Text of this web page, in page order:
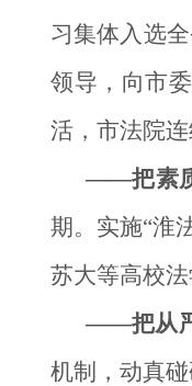
习集体入选
领导，向市
活，市法院
——把素质
期。实施“淮
苏大等高校
——把从
机制，动真